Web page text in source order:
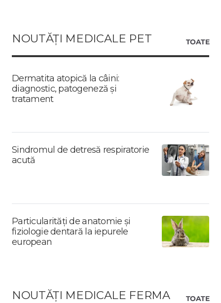
NOUTĂȚI MEDICALE PET TOATE
Dermatita atopică la câini:
diagnostic, patogeneză și
tratament
Sindromul de detresă respiratorie
acută
Particularități de anatomie și
fiziologie dentară la iepurele
european
NOUTĂȚI MEDICALE FERMA TOATE